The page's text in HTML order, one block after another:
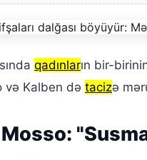
qadınların bir-
və Kalben də tacizə